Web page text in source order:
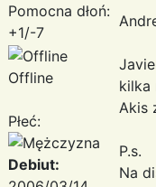
Pomocna dłoń:
+1/-7
Offline
Płeć:
Debiut:
kilka
Akis
P.s.
Na